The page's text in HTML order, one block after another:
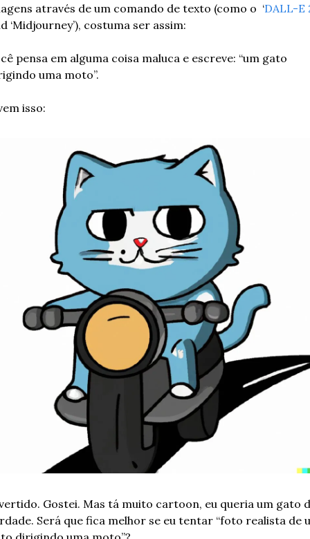
através de um comando de texto (como o  ‘DALL-E
‘Midjourney’), costuma ser assim:
pensa em alguma coisa maluca e escreve: “um gato
uma moto”.
isso:
Gostei. Mas tá muito cartoon, eu queria um gato
Será que fica melhor se eu tentar “foto realista de